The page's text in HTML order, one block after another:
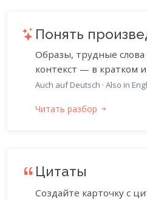
Понять
Образы, трудные слова
контекст — в кратком
Auch auf Deutsch · Also in
Читать разбор
Цитаты
Создайте карточку с